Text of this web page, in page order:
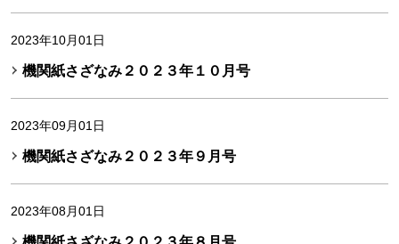
2023年10月01日
機関紙さざなみ２０２３年１０月号
2023年09月01日
機関紙さざなみ２０２３年９月号
2023年08月01日